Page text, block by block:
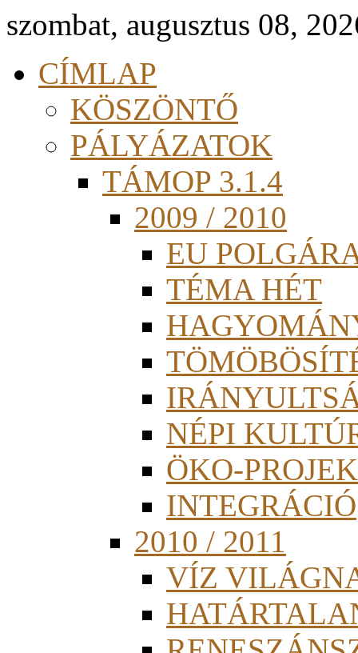
szombat, augusztus 08,
CÍMLAP
KÖSZÖNTŐ
PÁLYÁZATOK
TÁMOP 3.1.4
2009 / 2010
EU
TÉMA HÉT
NÉPI
ÖKO-
INTEGRÁCIÓ
2010 / 2011
VÍZ